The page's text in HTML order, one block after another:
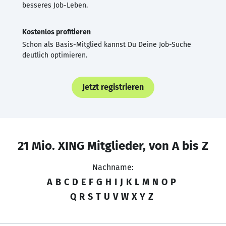
besseres Job-Leben.
Kostenlos profitieren
Schon als Basis-Mitglied kannst Du Deine Job-Suche
deutlich optimieren.
Jetzt registrieren
21 Mio. XING Mitglieder, von A bis Z
Nachname:
A B C D E F G H I J K L M N O P
Q R S T U V W X Y Z